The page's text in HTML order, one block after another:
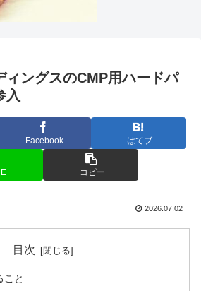
ィングスのCMP用ハードパ
入
Facebook はてブ
コピー
2026.07.02
目次
こと